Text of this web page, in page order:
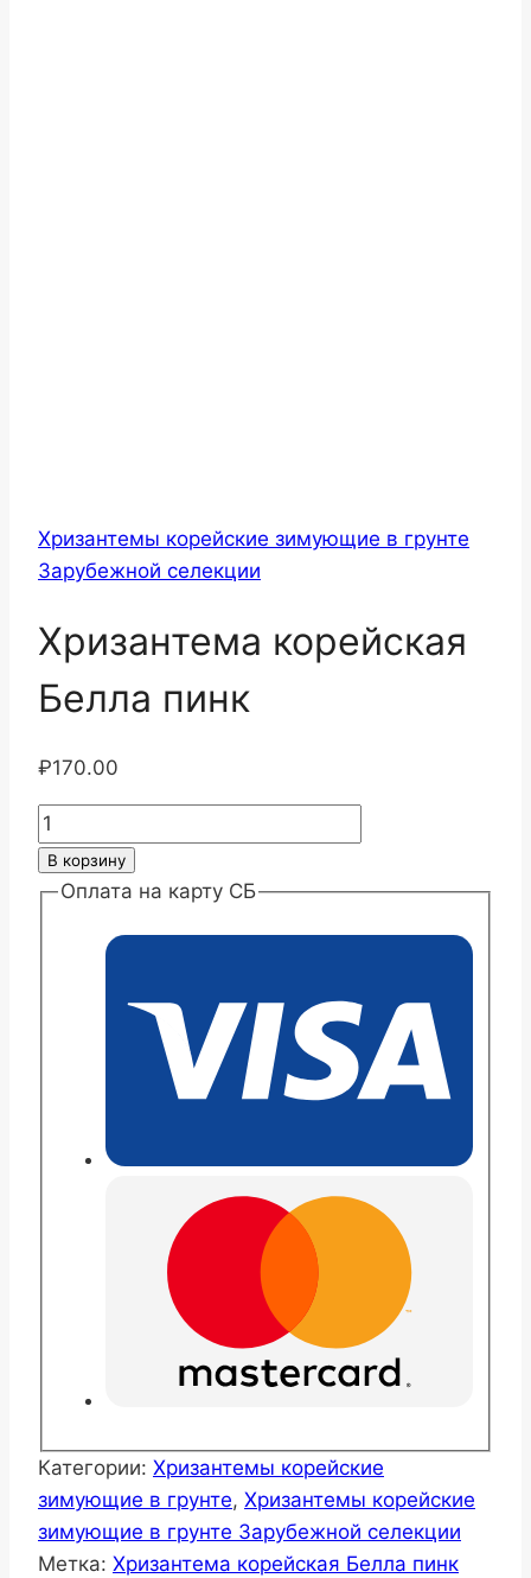
Хризантемы корейские зимующие в грунте
Зарубежной селекции
Хризантема корейская
Белла пинк
₽170.00
Количество
товара
Хризантема
В корзину
Оплата на карту СБ
Категории: Хризантемы корейские
зимующие в грунте, Хризантемы корейские
зимующие в грунте Зарубежной селекции
Метка: Хризантема корейская Белла пинк